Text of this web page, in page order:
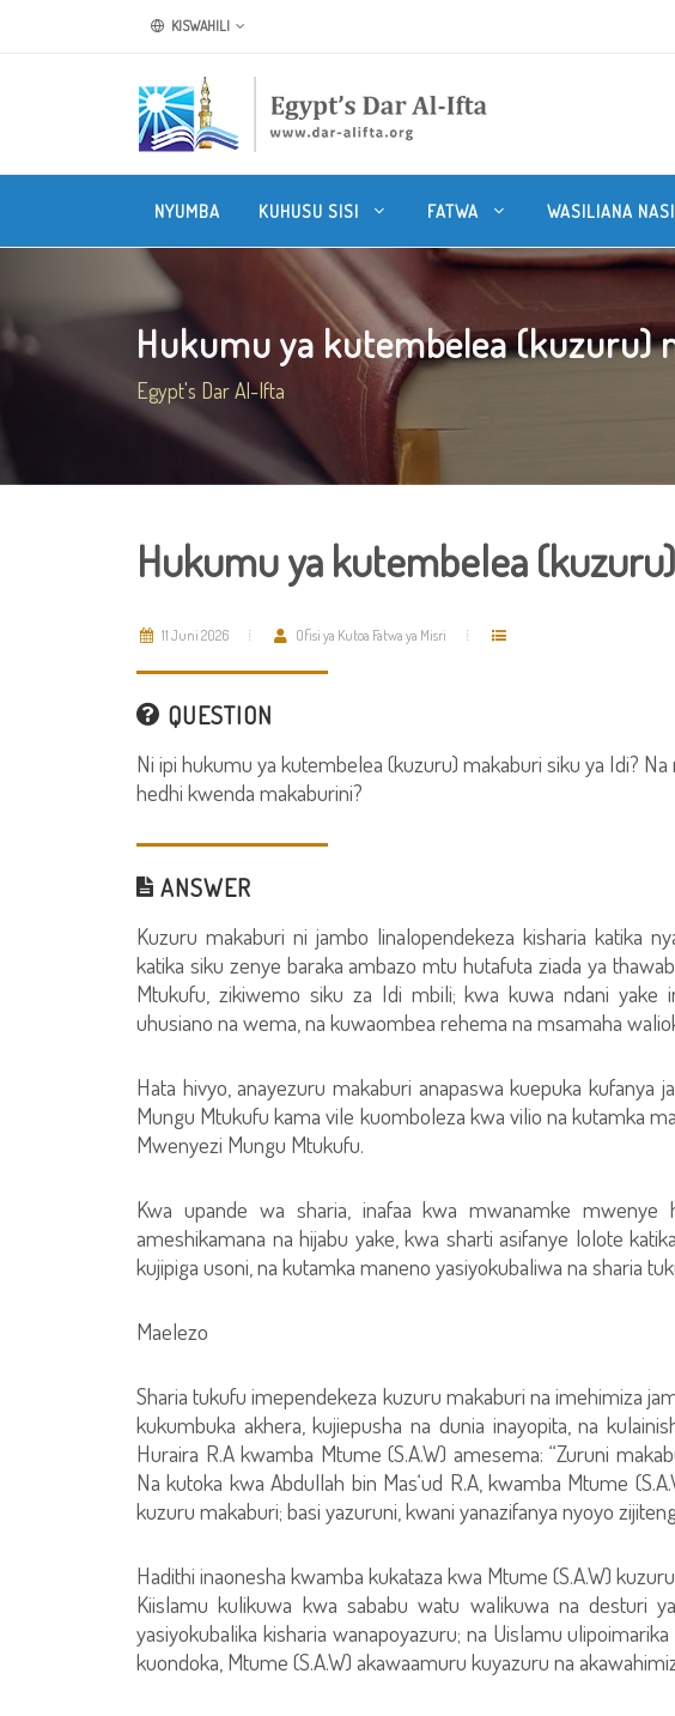
KISWAHILI
NYUMBA KUHUSU SISI FATWA WASILIANA NASI
Hukumu ya kutembelea (kuzuru)
Egypt's Dar Al-Ifta
Hukumu ya kutembelea
11 Juni 2026 Ofisi ya Kutoa Fatwa ya Misri
QUESTION
Ni ipi hukumu ya kutembelea (kuzuru) makaburi siku ya Idi?
hedhi kwenda makaburini?
ANSWER
Kuzuru makaburi ni jambo linalopendekeza kisharia katika
katika siku zenye baraka ambazo mtu hutafuta ziada ya
Mtukufu, zikiwemo siku za Idi mbili; kwa kuwa ndani yake
uhusiano na wema, na kuwaombea rehema na msamaha
Hata hivyo, anayezuru makaburi anapaswa kuepuka
Mungu Mtukufu kama vile kuomboleza kwa vilio na kutamka
Mwenyezi Mungu Mtukufu.
Kwa upande wa sharia, inafaa kwa mwanamke mwenye
ameshikamana na hijabu yake, kwa sharti asifanye lolote
kujipiga usoni, na kutamka maneno yasiyokubaliwa na sharia
Maelezo
Sharia tukufu imependekeza kuzuru makaburi na imehimiza
kukumbuka akhera, kujiepusha na dunia inayopita, na
Huraira R.A kwamba Mtume (S.A.W) amesema: “Zuruni
Na kutoka kwa Abdullah bin Mas‘ud R.A, kwamba Mtume
kuzuru makaburi; basi yazuruni, kwani yanazifanya nyoyo
Hadithi inaonesha kwamba kukataza kwa Mtume (S.A.W)
Kiislamu kulikuwa kwa sababu watu walikuwa na desturi
yasiyokubalika kisharia wanapoyazuru; na Uislamu
kuondoka, Mtume (S.A.W) akawaamuru kuyazuru na